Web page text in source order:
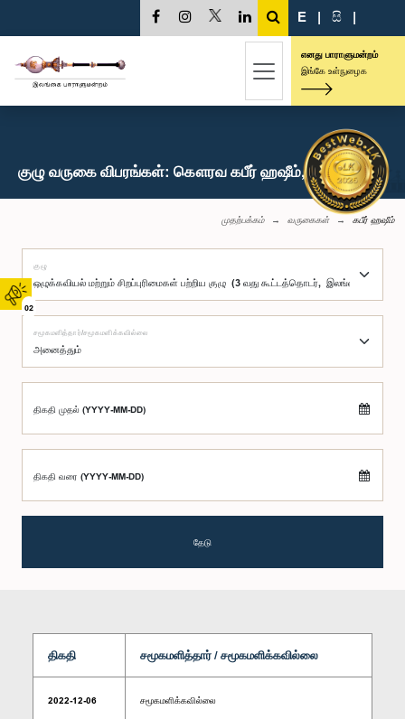
02
E | සි |
எனது பாராளுமன்றம்
இங்கே உள்நுழைக
குழு வருகை விபரங்கள்: கௌரவ கபீர் ஹஷீம், பா.உ.
முதற்பக்கம் வருகைகள் கபீர் ஹஷீம்
குழு
சமூகமளித்தார்/சமூகமளிக்கவில்லை
திகதி முதல் (YYYY-MM-DD)
திகதி வரை (YYYY-MM-DD)
தேடு
திகதி சமூகமளித்தார் / சமூகமளிக்கவில்லை
2022-12-06 சமூகமளிக்கவில்லை